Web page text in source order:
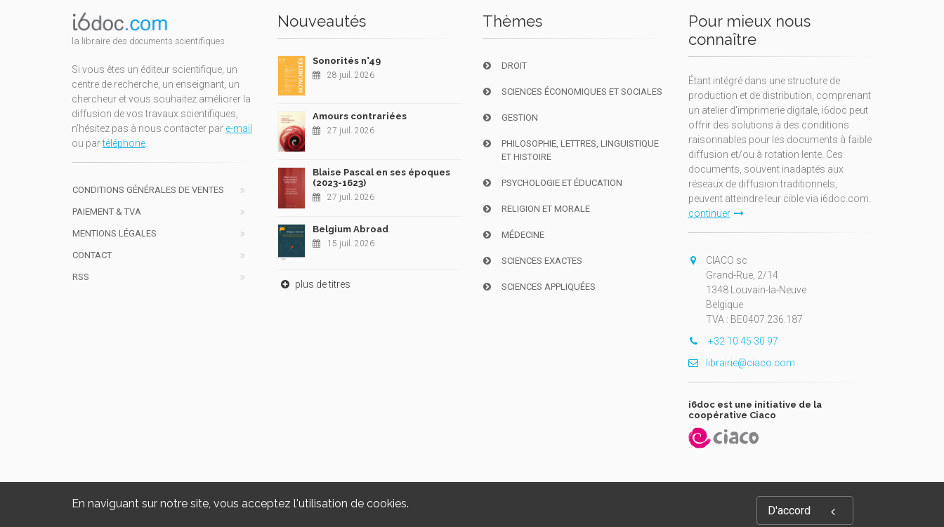
En naviguant sur notre site, vous acceptez l'utilisation de cookies.
D'accord
la libraire des documents scientifiques
Si vous êtes un éditeur scientifique, un
centre de recherche, un enseignant, un
chercheur et vous souhaitez améliorer la
diffusion de vos travaux scientifiques,
n'hésitez pas à nous contacter par e-mail
ou partéléphone.
CONDITIONS GÉNÉRALES DE VENTES
PAIEMENT & TVA
MENTIONS LÉGALES
CONTACT
RSS
Nouveautés
Sonorités n°49
28 juil. 2026
Amours contrariées
27 juil. 2026
Blaise Pascal en ses époques
(2023-1623)
27 juil. 2026
Belgium Abroad
15 juil. 2026
plus de titres
Thèmes
DROIT
SCIENCES ÉCONOMIQUES ET SOCIALES
GESTION
PHILOSOPHIE, LETTRES, LINGUISTIQUE
ET HISTOIRE
PSYCHOLOGIE ET ÉDUCATION
RELIGION ET MORALE
MÉDECINE
SCIENCES EXACTES
SCIENCES APPLIQUÉES
Pour mieux nous
connaître
Étant intégré dans une structure de
production et de distribution, comprenant
un atelier d'imprimerie digitale, i6doc peut
offrir des solutions à des conditions
raisonnables pour les documents à faible
diffusion et/ou à rotation lente. Ces
documents, souvent inadaptés aux
réseaux de diffusion traditionnels,
peuvent atteindre leur cible via i6doc.com.
continuer
CIACO sc
Grand-Rue, 2/14
1348 Louvain-la-Neuve
Belgique
TVA : BE0407.236.187
+32 10 45 30 97
librairie@ciaco.com
i6doc est une initiative de la
coopérative Ciaco